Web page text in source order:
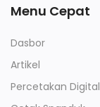
Menu Cepat
Dasbor
Artikel
Percetakan Digital